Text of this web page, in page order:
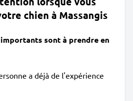
chien à Massangis
sont à prendre en
a déjà de l'expérience